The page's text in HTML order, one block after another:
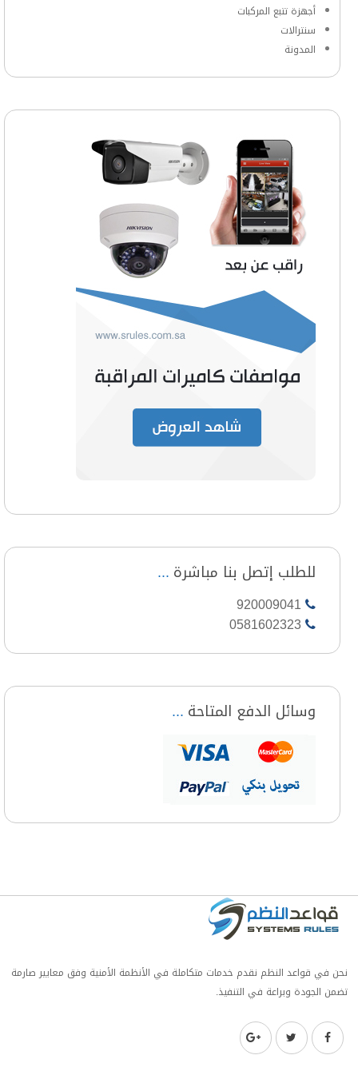
أجهزة تتبع المركبات
سنترالات
المدونة
للطلب إتصل بنا مباشرة
920009041
0581602323
وسائل الدفع المتاحة
نحن في قواعد النظم نقدم خدمات متكاملة في الأنظمة الأمنية وفق معايير صارمة
تضمن الجودة وبراعة في التنفيذ.